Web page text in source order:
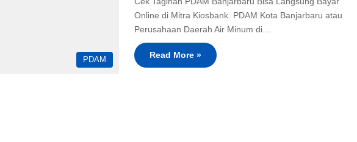
PDAM
Online di Mitra Kiosbank. PDAM Kota Banjarbaru atau
Perusahaan Daerah Air Minum di…
Read More »